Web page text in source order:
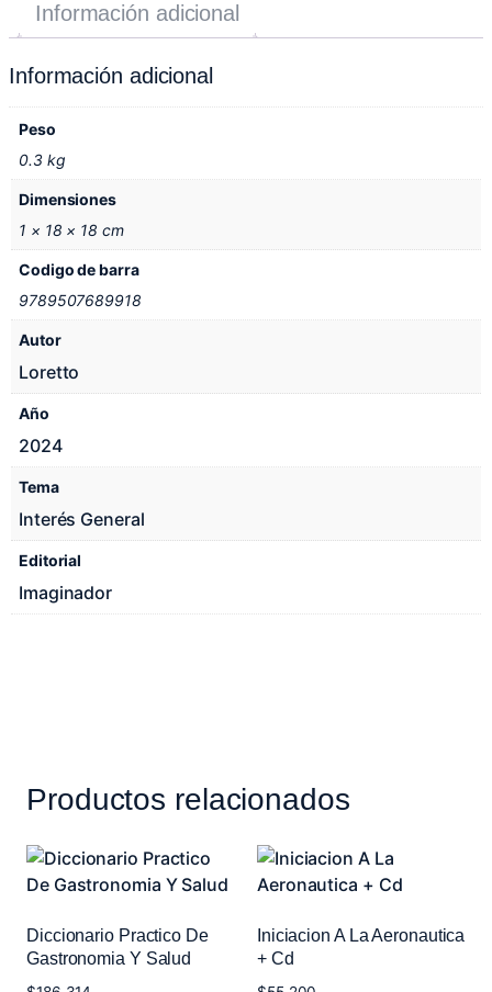
Información adicional
Información adicional
Peso
0.3 kg
Dimensiones
1 × 18 × 18 cm
Codigo de barra
9789507689918
Autor
Loretto
Año
2024
Tema
Interés General
Editorial
Imaginador
Productos relacionados
Diccionario Practico De
Gastronomia Y Salud
Iniciacion A La Aeronautica
+ Cd